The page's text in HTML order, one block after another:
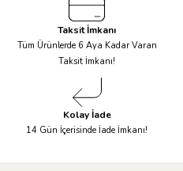
Taksit İmkanı
Tüm Ürünlerde 6 Aya Kadar Varan
Taksit İmkanı!
Kolay İade
14 Gün İçerisinde İade İmkanı!